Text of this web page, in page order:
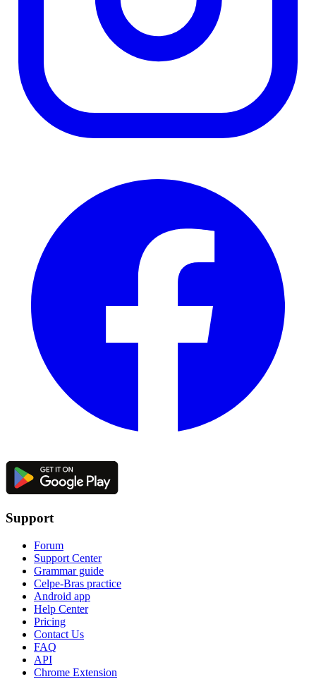
Support
Forum
Support Center
Grammar guide
Celpe-Bras practice
Android app
Help Center
Pricing
Contact Us
FAQ
API
Chrome Extension